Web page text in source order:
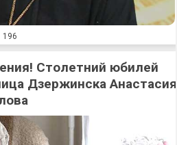
196
Столетний юбилей
Дзержинска Анастасия